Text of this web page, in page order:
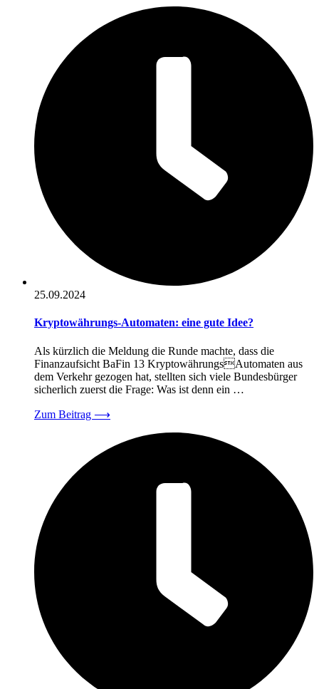
25.09.2024
Kryptowährungs-Automaten: eine gute Idee?
Als kürzlich die Meldung die Runde machte, dass die
Finanzaufsicht BaFin 13 KryptowährungsAutomaten aus
dem Verkehr gezogen hat, stellten sich viele Bundesbürger
sicherlich zuerst die Frage: Was ist denn ein …
Zum Beitrag ⟶